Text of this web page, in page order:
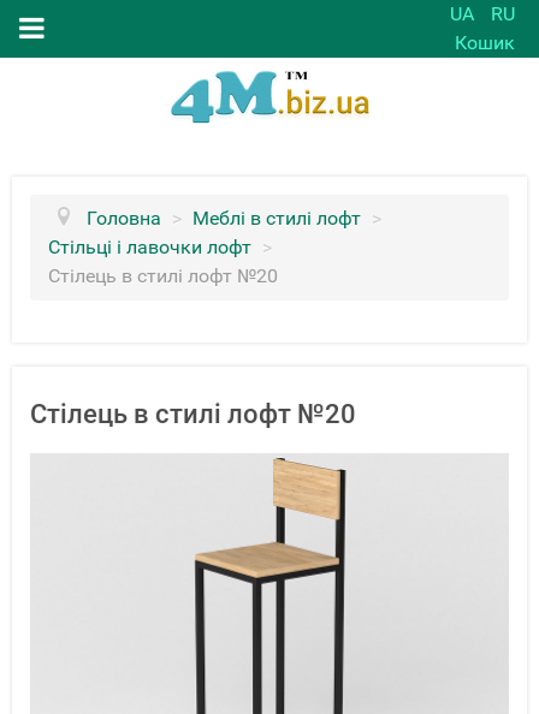
UA
RU
Кошик
Головна > Меблі в стилі лофт >
Стільці і лавочки лофт >
Стілець в стилі лофт №20
Стілець в стилі лофт №20